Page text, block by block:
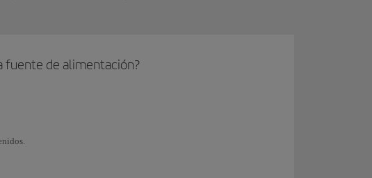
fuente de alimentación?